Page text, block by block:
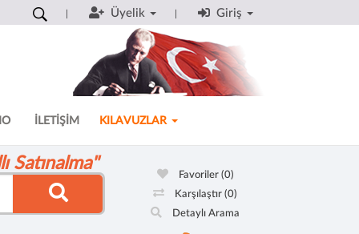
Üyelik Giriş
İLETİŞİM KILAVUZLAR
Satınalma"
Favoriler (0)
Karşılaştır (0)
Detaylı Arama